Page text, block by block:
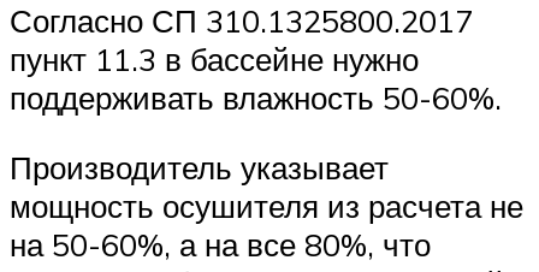
Согласно СП 310.1325800.2017
пункт 11.3 в бассейне нужно
поддерживать влажность 50-60%.
Производитель указывает
мощность осушителя из расчета не
на 50-60%, а на все 80%, что